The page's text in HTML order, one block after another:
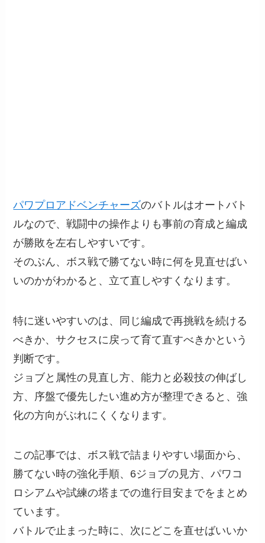
パワプロアドベンチャーズのバトルはオートバト
ルなので、戦闘中の操作よりも事前の育成と編成
が勝敗を左右しやすいです。
そのぶん、ボス戦で勝てない時に何を見直せばい
いのかがわかると、立て直しやすくなります。
特に迷いやすいのは、同じ編成で再挑戦を続ける
べきか、サクセスに戻って育て直すべきかという
判断です。
ジョブと属性の見直し方、能力と必殺技の伸ばし
方、序盤で優先したい進め方が整理できると、強
化の方向がぶれにくくなります。
この記事では、ボス戦で詰まりやすい場面から、
勝てない時の強化手順、6ジョブの見方、パワコ
ロシアムや試練の塔までの進行目安までをまとめ
ています。
バトルで止まった時に、次にどこを直せばいいか